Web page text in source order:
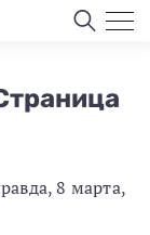
8 марта,